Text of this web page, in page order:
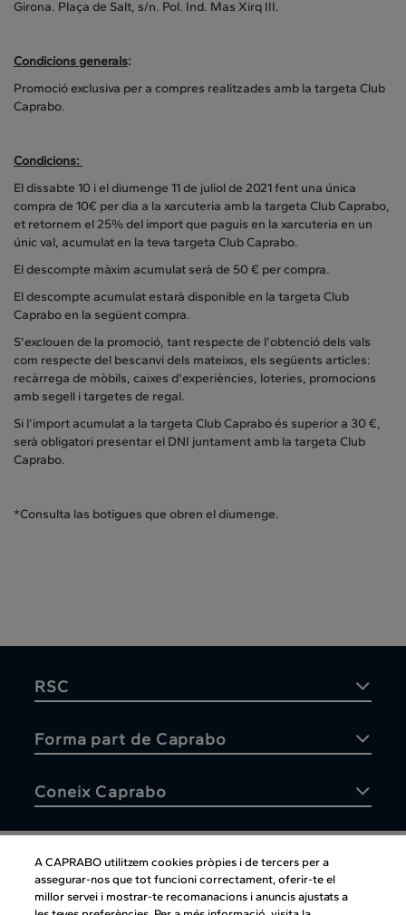
Girona. Plaça de Salt, s/n. Pol. Ind. Mas Xirq III.
Condicions generals:
Promoció exclusiva per a compres realitzades amb la targeta Club
Caprabo.
Condicions:
El dissabte 10 i el diumenge 11 de juliol de 2021 fent una única
compra de 10€ per dia a la xarcuteria amb la targeta Club Caprabo,
et retornem el 25% del import que paguis en la xarcuteria en un
únic val, acumulat en la teva targeta Club Caprabo.
El descompte màxim acumulat serà de 50 € per compra.
El descompte acumulat estarà disponible en la targeta Club
Caprabo en la següent compra.
S'exclouen de la promoció, tant respecte de l'obtenció dels vals
com respecte del bescanvi dels mateixos, els següents articles:
recàrrega de mòbils, caixes d'experiències, loteries, promocions
amb segell i targetes de regal.
Si l’import acumulat a la targeta Club Caprabo és superior a 30 €,
serà obligatori presentar el DNI juntament amb la targeta Club
Caprabo.
*Consulta las botigues que obren el diumenge.
RSC
Forma part de Caprabo
Coneix Caprabo
Atenció al client
A CAPRABO utilitzem cookies pròpies i de tercers per a
assegurar-nos que tot funcioni correctament, oferir-te el
millor servei i mostrar-te recomanacions i anuncis ajustats a